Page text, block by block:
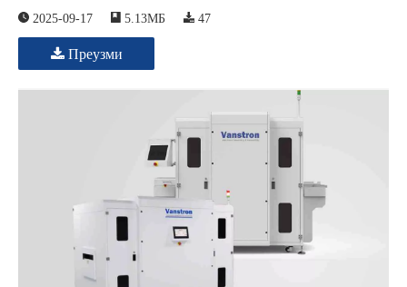
2025-09-17 5.13МБ 47
Преузми